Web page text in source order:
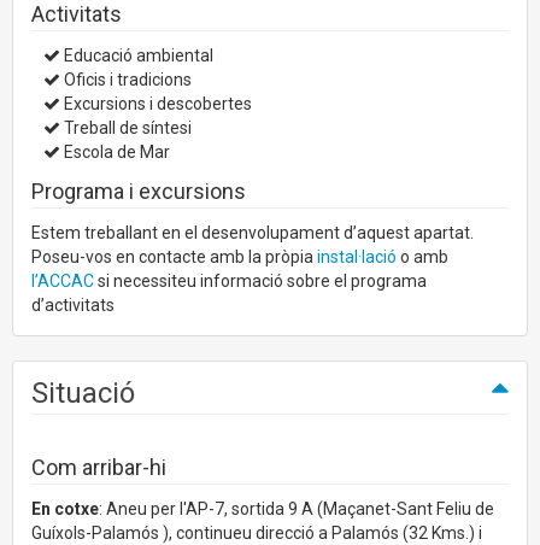
Activitats
Educació ambiental
Oficis i tradicions
Excursions i descobertes
Treball de síntesi
Escola de Mar
Programa i excursions
Estem treballant en el desenvolupament d’aquest apartat.
Poseu-vos en contacte amb la pròpiainstal·lació o amb
l’ACCACsi necessiteu informació sobre el programa
d’activitats
Situació
Com arribar-hi
En cotxe: Aneu per l'AP-7, sortida 9 A (Maçanet-Sant Feliu de
Guíxols-Palamós ), continueu direcció a Palamós (32 Kms.) i